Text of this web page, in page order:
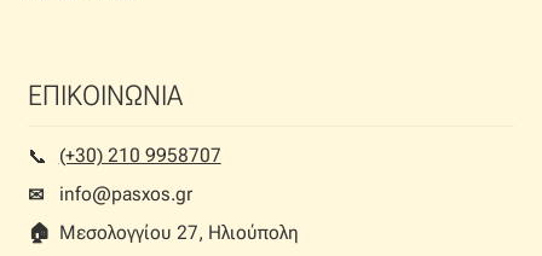
ΕΠΙΚΟΙΝΩΝΙΑ
📞︎
(+30) 210 9958707
✉
info@pasxos.gr
🏠︎ Μεσολογγίου 27, Ηλιούπολη